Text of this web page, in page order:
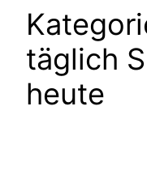
täglich
heute